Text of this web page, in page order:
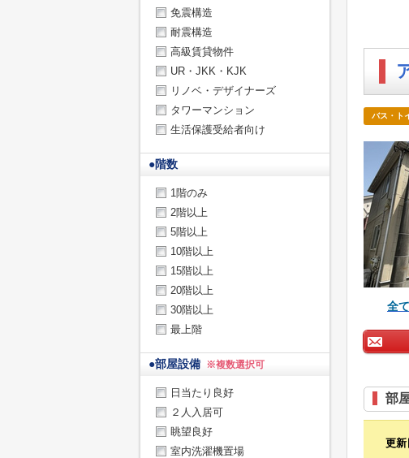
バス・ト
全
部
更新
免震構造
耐震構造
高級賃貸物件
UR・JKK・KJK
リノベ・デザイナーズ
タワーマンション
生活保護受給者向け
●階数
1階のみ
2階以上
5階以上
10階以上
15階以上
20階以上
30階以上
最上階
●部屋設備 ※複数選択可
日当たり良好
２人入居可
眺望良好
室内洗濯機置場